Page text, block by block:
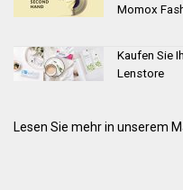
Momox
Kaufen Sie
Lenstore
Lesen Sie mehr in unserem